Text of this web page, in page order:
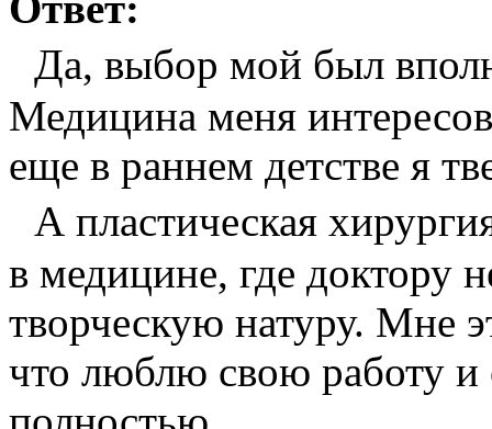
Да, выбор мой был
Медицина меня
еще в раннем детстве я
А пластическая
в медицине, где доктору
творческую натуру. Мне
что люблю свою работу и